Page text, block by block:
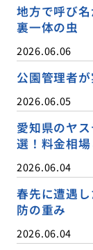
地方で呼び
裏一体の虫
2026.06.06
公園管理者
2026.06.05
愛知県のヤ
選！料金相
2026.06.04
春先に遭遇
防の重み
2026.06.04